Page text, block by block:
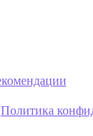
Политика